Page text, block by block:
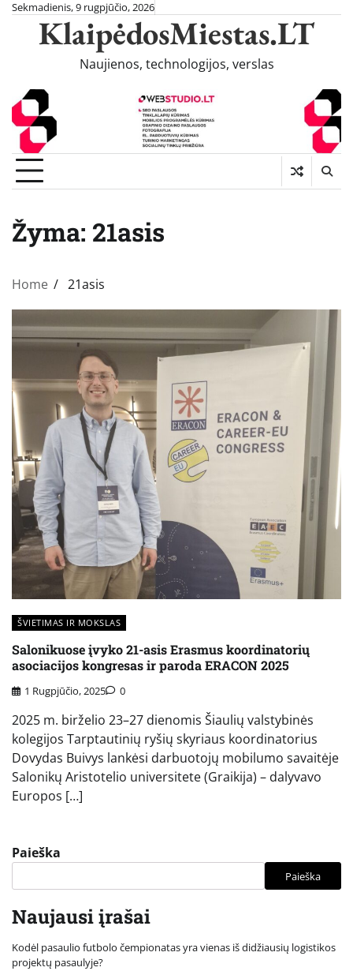
Skip
content
Sekmadienis, 9 rugpjūčio, 2026
KlaipėdosMiestas.LT
Naujienos, technologijos, verslas
Žyma: 21asis
Home 21asis
ŠVIETIMAS IR MOKSLAS
Salonikuose įvyko 21-asis Erasmus koordinatorių
asociacijos kongresas ir paroda ERACON 2025
1 Rugpjūčio, 2025 0
2025 m. birželio 23–27 dienomis Šiaulių valstybinės
kolegijos Tarptautinių ryšių skyriaus koordinatorius
Dovydas Buivys lankėsi darbuotojų mobilumo savaitėje
Salonikų Aristotelio universitete (Graikija) – dalyvavo
Europos […]
Paieška
Paieška
Naujausi įrašai
Kodėl pasaulio futbolo čempionatas yra vienas iš didžiausių logistikos
projektų pasaulyje?